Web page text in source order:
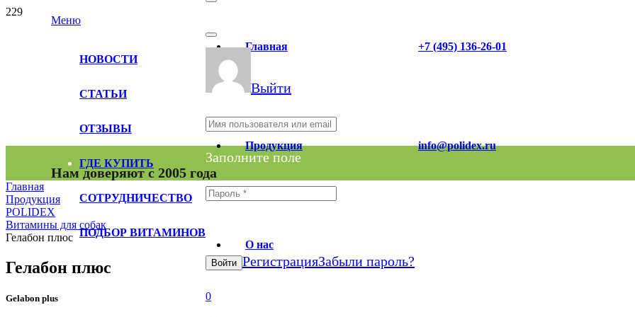
Меню
Нам доверяют с 2005 года
Главная
Продукция
О нас
+7 (495) 136-26-01
info@polidex.ru
НОВОСТИ
СТАТЬИ
ОТЗЫВЫ
ГДЕ КУПИТЬ
СОТРУДНИЧЕСТВО
ПОДБОР ВИТАМИНОВ
Выйти
Заполните поле
Войти РегистрацияЗабыли пароль?
0
Главная
Продукция
POLIDEX
Витамины для собак
Гелабон плюс
Гелабон плюс
Gelabon plus